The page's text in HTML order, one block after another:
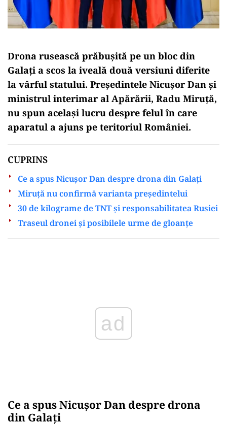
Drona rusească prăbușită pe un bloc din
Galați a scos la iveală două versiuni diferite
la vârful statului. Președintele Nicușor Dan și
ministrul interimar al Apărării, Radu Miruță,
nu spun același lucru despre felul în care
aparatul a ajuns pe teritoriul României.
CUPRINS
Ce a spus Nicușor Dan despre drona din Galați
Miruță nu confirmă varianta președintelui
30 de kilograme de TNT și responsabilitatea Rusiei
Traseul dronei și posibilele urme de gloanțe
Ce a spus Nicușor Dan despre drona
din Galați